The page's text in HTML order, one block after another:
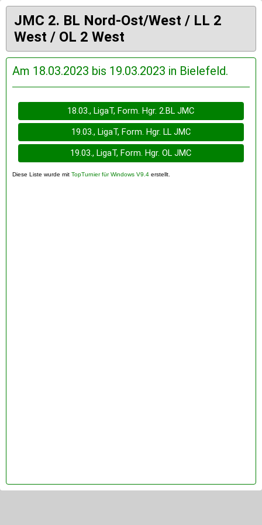
JMC 2. BL Nord-Ost/West / LL 2
West / OL 2 West
Am 18.03.2023 bis 19.03.2023 in Bielefeld.
18.03., LigaT, Form. Hgr. 2.BL JMC
19.03., LigaT, Form. Hgr. LL JMC
19.03., LigaT, Form. Hgr. OL JMC
Diese Liste wurde mit TopTurnier für Windows V9.4 erstellt.